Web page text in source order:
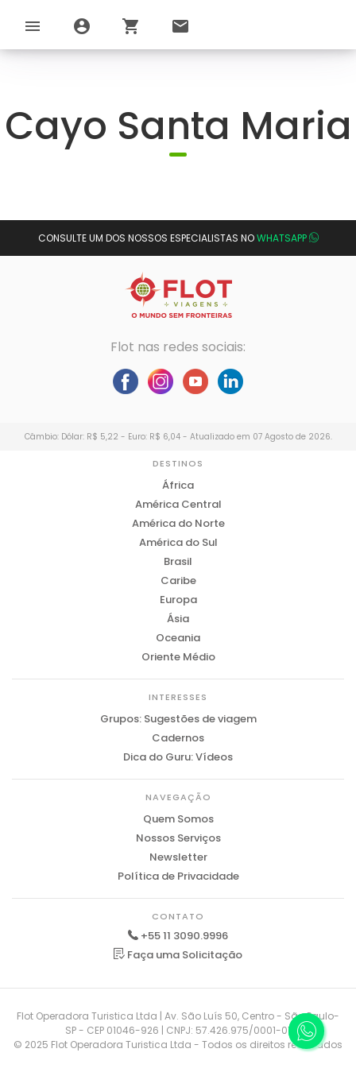
menu account_circle shopping_cart email
Cayo Santa Maria
CONSULTE UM DOS NOSSOS ESPECIALISTAS NOWHATSAPP
Flot nas redes sociais:
Câmbio: Dólar: R$ 5,22 - Euro: R$ 6,04 - Atualizado em 07 Agosto de 2026.
DESTINOS
África
América Central
América do Norte
América do Sul
Brasil
Caribe
Europa
Ásia
Oceania
Oriente Médio
INTERESSES
Grupos: Sugestões de viagem
Cadernos
Dica do Guru: Vídeos
NAVEGAÇÃO
Quem Somos
Nossos Serviços
Newsletter
Política de Privacidade
CONTATO
+55 11 3090.9996
Faça uma Solicitação
Flot Operadora Turistica Ltda | Av. São Luís 50, Centro - São Paulo-
SP - CEP 01046-926 | CNPJ: 57.426.975/0001-01
© 2025 Flot Operadora Turistica Ltda - Todos os direitos reservados